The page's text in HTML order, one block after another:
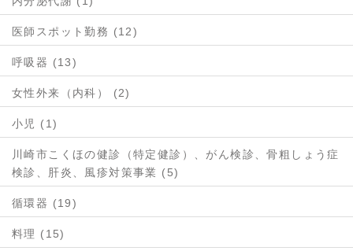
医師スポット勤務 (12)
呼吸器 (13)
女性外来（内科） (2)
小児 (1)
川崎市こくほの健診（特定健診）、がん検診、骨粗しょう症
検診、肝炎、風疹対策事業 (5)
循環器 (19)
料理 (15)